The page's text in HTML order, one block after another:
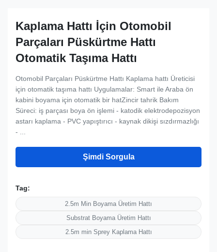
Kaplama Hattı İçin Otomobil
Parçaları Püskürtme Hattı
Otomatik Taşıma Hattı
Otomobil Parçaları Püskürtme Hattı Kaplama hattı Üreticisi
için otomatik taşıma hattı Uygulamalar: Smart ile Araba ön
kabini boyama için otomatik bir hatZincir tahrik Bakım
Süreci: iş parçası boya ön işlemi - katodik elektrodepozisyon
astarı kaplama - PVC yapıştırıcı - kaynak dikişi sızdırmazlığı
- ...
Şimdi Sorgula
Tag:
2.5m Min Boyama Üretim Hattı
Substrat Boyama Üretim Hattı
2.5m min Sprey Kaplama Hattı